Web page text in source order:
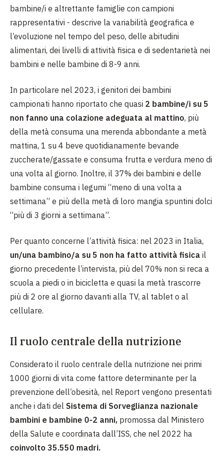
bambine/i e altrettante famiglie con campioni
rappresentativi - descrive la variabilità geografica e
l’evoluzione nel tempo del peso, delle abitudini
alimentari, dei livelli di attività fisica e di sedentarietà nei
bambini e nelle bambine di 8-9 anni.
In particolare nel 2023, i genitori dei bambini
campionati hanno riportato che quasi 2 bambine/i su 5
non fanno una colazione adeguata al mattino, più
della metà consuma una merenda abbondante a metà
mattina, 1 su 4 beve quotidianamente bevande
zuccherate/gassate e consuma frutta e verdura meno di
una volta al giorno. Inoltre, il 37% dei bambini e delle
bambine consuma i legumi “meno di una volta a
settimana” e più della metà di loro mangia spuntini dolci
“più di 3 giorni a settimana”.
Per quanto concerne l’attività fisica: nel 2023 in Italia,
un/una bambino/a su 5 non ha fatto attività fisica il
giorno precedente l’intervista, più del 70% non si reca a
scuola a piedi o in bicicletta e quasi la metà trascorre
più di 2 ore al giorno davanti alla TV, al tablet o al
cellulare.
Il ruolo centrale della nutrizione
Considerato il ruolo centrale della nutrizione nei primi
1000 giorni di vita come fattore determinante per la
prevenzione dell’obesità, nel Report vengono presentati
anche i dati del Sistema di Sorveglianza nazionale
bambini e bambine 0-2 anni, promossa dal Ministero
della Salute e coordinata dall’ISS, che nel 2022 ha
coinvolto 35.550 madri.